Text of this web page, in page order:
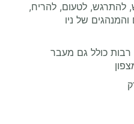
להתרגש, לטעום, להריח,
של ניו
רבות כולל גם מעבר